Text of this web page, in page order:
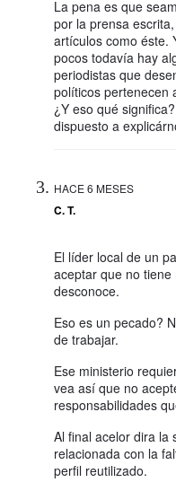
La pena es que
por la prensa
artículos como éste.
pocos todavía hay
periodistas que
políticos pertenecen
¿Y eso qué
dispuesto a
HACE 6 MESES
C. T.
El líder local de un
aceptar que no
desconoce.
Eso es un pecado?
de trabajar.
Ese ministerio
vea así que no
responsabilidades
Al final acelor dira la
relacionada con la
perfil reutilizado.